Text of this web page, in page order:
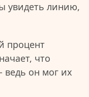
увидеть линию,
процент
что
ведь он мог их